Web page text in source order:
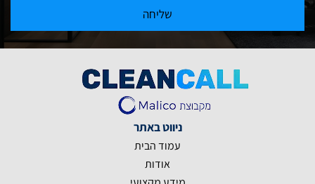
שליחה
ניווט באתר
עמוד הבית
אודות